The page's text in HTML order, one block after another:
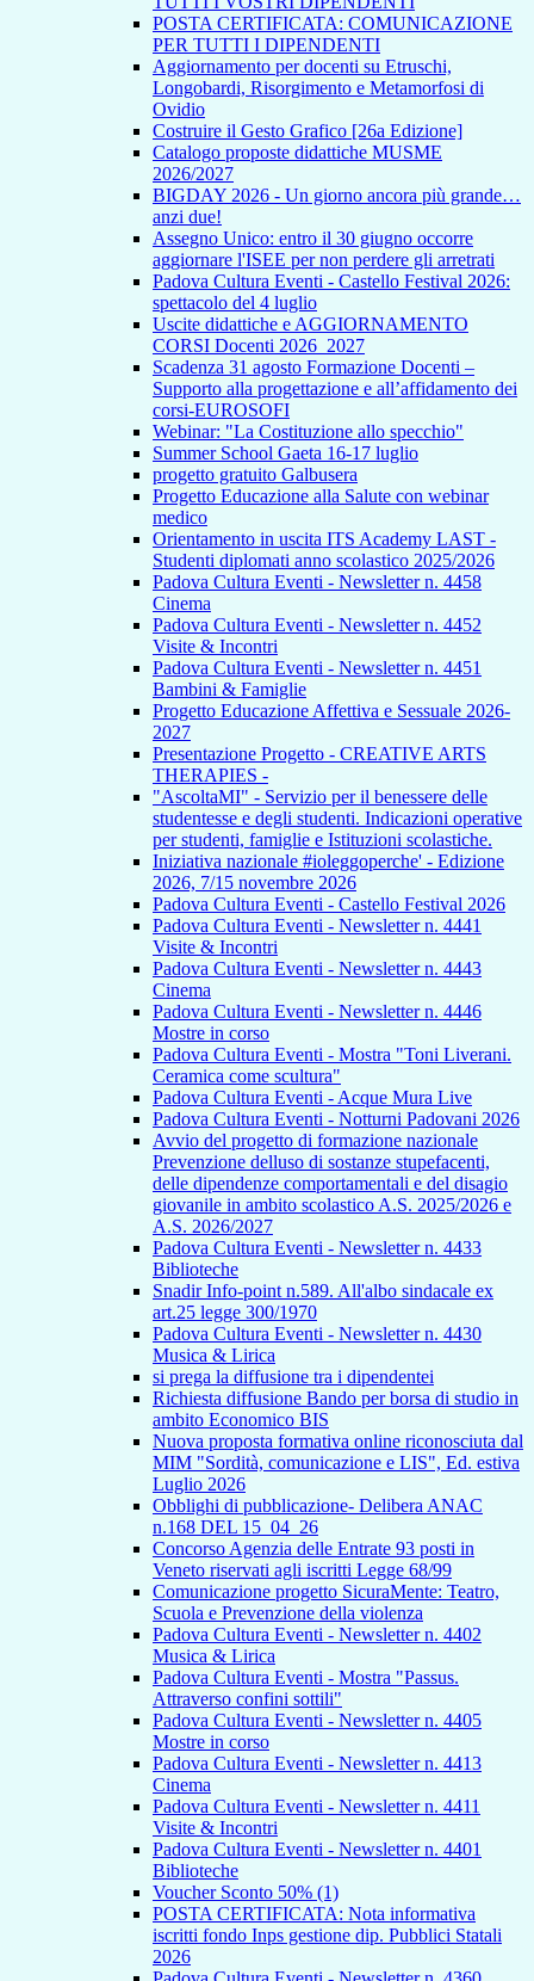
POSTA CERTIFICATA: COMUNICAZIONE
PER TUTTI I DIPENDENTI
Aggiornamento per docenti su Etruschi,
Longobardi, Risorgimento e Metamorfosi di
Ovidio
Costruire il Gesto Grafico [26a Edizione]
Catalogo proposte didattiche MUSME
2026/2027
BIGDAY 2026 - Un giorno ancora più grande…
anzi due!
Assegno Unico: entro il 30 giugno occorre
aggiornare l'ISEE per non perdere gli arretrati
Padova Cultura Eventi - Castello Festival 2026:
spettacolo del 4 luglio
Uscite didattiche e AGGIORNAMENTO
CORSI Docenti 2026_2027
Scadenza 31 agosto Formazione Docenti –
Supporto alla progettazione e all’affidamento dei
corsi-EUROSOFI
Webinar: "La Costituzione allo specchio"
Summer School Gaeta 16-17 luglio
progetto gratuito Galbusera
Progetto Educazione alla Salute con webinar
medico
Orientamento in uscita ITS Academy LAST -
Studenti diplomati anno scolastico 2025/2026
Padova Cultura Eventi - Newsletter n. 4458
Cinema
Padova Cultura Eventi - Newsletter n. 4452
Visite & Incontri
Padova Cultura Eventi - Newsletter n. 4451
Bambini & Famiglie
Progetto Educazione Affettiva e Sessuale 2026-
2027
Presentazione Progetto - CREATIVE ARTS
THERAPIES -
"AscoltaMI" - Servizio per il benessere delle
studentesse e degli studenti. Indicazioni operative
per studenti, famiglie e Istituzioni scolastiche.
Iniziativa nazionale #ioleggoperche' - Edizione
2026, 7/15 novembre 2026
Padova Cultura Eventi - Castello Festival 2026
Padova Cultura Eventi - Newsletter n. 4441
Visite & Incontri
Padova Cultura Eventi - Newsletter n. 4443
Cinema
Padova Cultura Eventi - Newsletter n. 4446
Mostre in corso
Padova Cultura Eventi - Mostra "Toni Liverani.
Ceramica come scultura"
Padova Cultura Eventi - Acque Mura Live
Padova Cultura Eventi - Notturni Padovani 2026
Avvio del progetto di formazione nazionale
Prevenzione delluso di sostanze stupefacenti,
delle dipendenze comportamentali e del disagio
giovanile in ambito scolastico A.S. 2025/2026 e
A.S. 2026/2027
Padova Cultura Eventi - Newsletter n. 4433
Biblioteche
Snadir Info-point n.589. All'albo sindacale ex
art.25 legge 300/1970
Padova Cultura Eventi - Newsletter n. 4430
Musica & Lirica
si prega la diffusione tra i dipendentei
Richiesta diffusione Bando per borsa di studio in
ambito Economico BIS
Nuova proposta formativa online riconosciuta dal
MIM "Sordità, comunicazione e LIS", Ed. estiva
Luglio 2026
Obblighi di pubblicazione- Delibera ANAC
n.168 DEL 15_04_26
Concorso Agenzia delle Entrate 93 posti in
Veneto riservati agli iscritti Legge 68/99
Comunicazione progetto SicuraMente: Teatro,
Scuola e Prevenzione della violenza
Padova Cultura Eventi - Newsletter n. 4402
Musica & Lirica
Padova Cultura Eventi - Mostra "Passus.
Attraverso confini sottili"
Padova Cultura Eventi - Newsletter n. 4405
Mostre in corso
Padova Cultura Eventi - Newsletter n. 4413
Cinema
Padova Cultura Eventi - Newsletter n. 4411
Visite & Incontri
Padova Cultura Eventi - Newsletter n. 4401
Biblioteche
Voucher Sconto 50% (1)
POSTA CERTIFICATA: Nota informativa
iscritti fondo Inps gestione dip. Pubblici Statali
2026